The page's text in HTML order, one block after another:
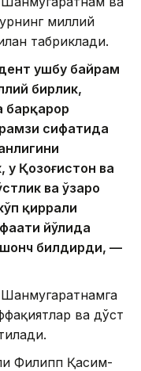
миллий
табриклади.
ушбу байрам
бирлик,
барқарор
сифатида
Қозоғистон ва
ва ўзаро
қиррали
йўлида
билдирди, —
ва дўст
Филипп Қасим-